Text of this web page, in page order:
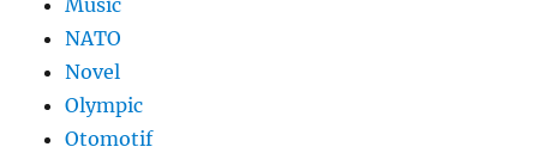
Music
NATO
Novel
Olympic
Otomotif